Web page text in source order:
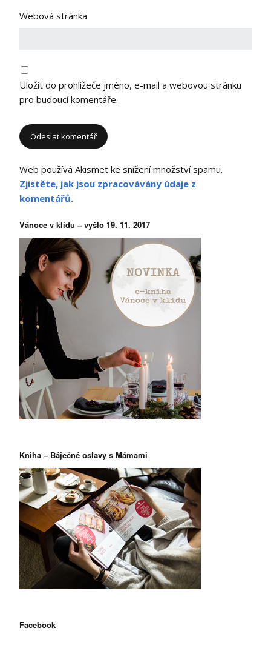
Webová stránka
Uložit do prohlížeče jméno, e-mail a webovou stránku
pro budoucí komentáře.
Web používá Akismet ke snížení množství spamu.
Zjistěte, jak jsou zpracovávány údaje z
komentářů.
Vánoce v klidu – vyšlo 19. 11. 2017
Kniha – Báječné oslavy s Mámami
Facebook